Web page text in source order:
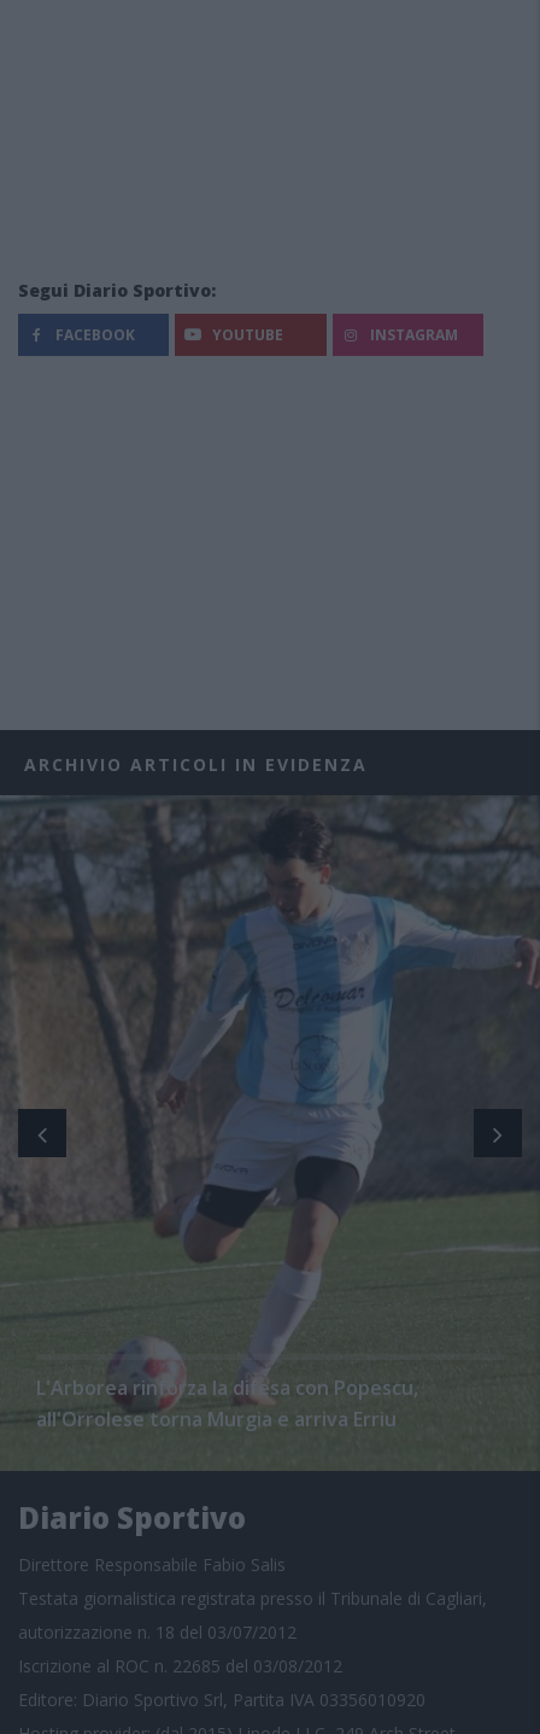
Segui Diario Sportivo:
FACEBOOK YOUTUBE INSTAGRAM
ARCHIVIO ARTICOLI IN EVIDENZA
L'Arborea rinforza la difesa con Popescu,
all'Orrolese torna Murgia e arriva Erriu
Diario Sportivo
Direttore Responsabile Fabio Salis
Testata giornalistica registrata presso il Tribunale di Cagliari,
autorizzazione n. 18 del 03/07/2012
Iscrizione al ROC n. 22685 del 03/08/2012
Editore: Diario Sportivo Srl, Partita IVA 03356010920